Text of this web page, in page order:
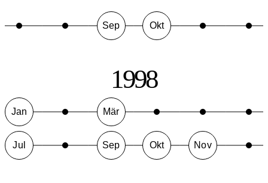
Sep Okt
1998
Jan Mär
Jul Sep Okt Nov